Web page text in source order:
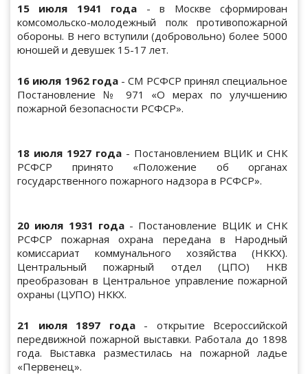
15 июля 1941 года - в Москве сформирован
комсомольско-молодежный полк противопожарной
обороны. В него вступили (добровольно) более 5000
юношей и девушек 15-17 лет.
16 июля 1962 года- СМ РСФСР принял специальное
Постановление № 971 «О мерах по улучшению
пожарной безопасности РСФСР».
18 июля 1927 года - Постановлением ВЦИК и СНК
РСФСР принято «Положение об органах
государственного пожарного надзора в РСФСР».
20 июля 1931 года- Постановление ВЦИК и СНК
РСФСР пожарная охрана передана в Народный
комиссариат коммунального хозяйства (НККХ).
Центральный пожарный отдел (ЦПО) НКВ
преобразован в Центральное управление пожарной
охраны (ЦУПО) НККХ.
21 июля 1897 года- открытие Всероссийской
передвижной пожарной выставки. Работала до 1898
года. Выставка разместилась на пожарной ладье
«Первенец».